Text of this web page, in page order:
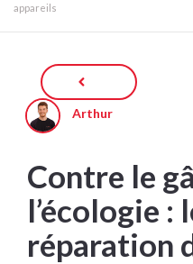
appareils
Arthur
Contre le
l’écologie :
réparation